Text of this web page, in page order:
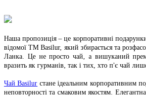
Наша пропозиція – це корпоративні
відомої ТМ Basilur, який збирається та
Ланка. Це не просто чай, а вишуканий
вразить як гурманів, так і тих, хто п'є чай
Чай Basilur стане ідеальним корпоративним
неповторності та смаковим якостям.